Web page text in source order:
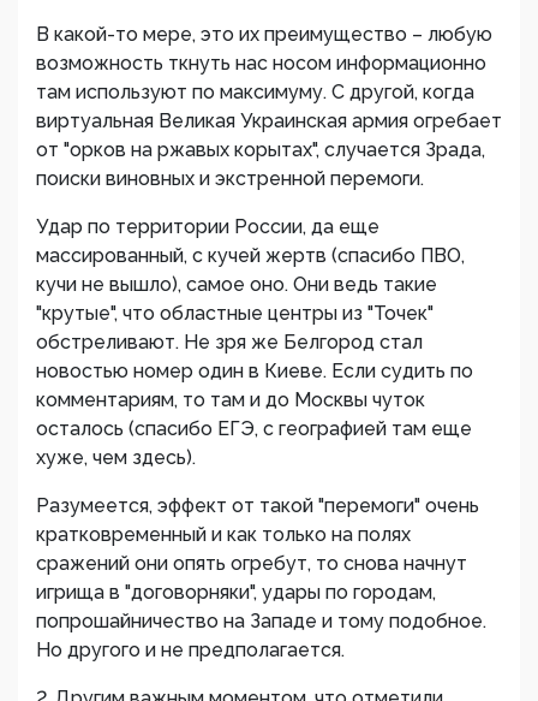
В какой-то мере, это их преимущество – любую
возможность ткнуть нас носом информационно
там используют по максимуму. С другой, когда
виртуальная Великая Украинская армия огребает
от "орков на ржавых корытах", случается Зрада,
поиски виновных и экстренной перемоги.
Удар по территории России, да еще
массированный, с кучей жертв (спасибо ПВО,
кучи не вышло), самое оно. Они ведь такие
"крутые", что областные центры из "Точек"
обстреливают. Не зря же Белгород стал
новостью номер один в Киеве. Если судить по
комментариям, то там и до Москвы чуток
осталось (спасибо ЕГЭ, с географией там еще
хуже, чем здесь).
Разумеется, эффект от такой "перемоги" очень
кратковременный и как только на полях
сражений они опять огребут, то снова начнут
игрища в "договорняки", удары по городам,
попрошайничество на Западе и тому подобное.
Но другого и не предполагается.